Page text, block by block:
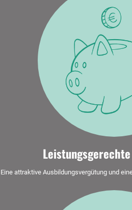
Eine attraktive Ausbildungsvergütung und